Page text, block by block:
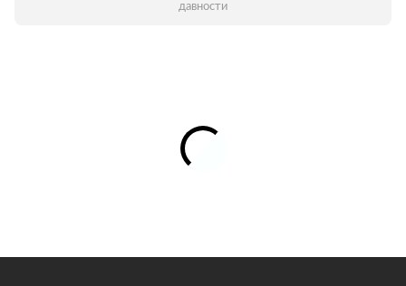
давности